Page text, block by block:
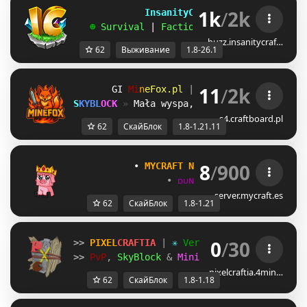
InsanityCraft || 1.8 - 26.1
☻ Survival Factions | Skyblock
1k/2k
buzz.insanitycraf…
62 Выживание 1.8-26.1
VO Mi neFox. pl 1.8.x - 1.21.11
SKYBL OCK » Mała wyspa, ogromne możliwości!
11/2k
s4.craftboard.pl
62 СкайБлок 1.8-1.21.11
• MYCRAFT NETWORK • (1.8 -
•
ᴅᴜɴɢᴇᴏɴ • ʀᴘɢ
8/900
server.mycraft.es
62 СкайБлок 1.8-1.21
>> PIXEL CRAFTIA ✳ Version 1.8.X - 1.18.X
>> PvP, SkyBlock & Minigames | jetzt
0/30
pixelcraftia.4min…
62 СкайБлок 1.8-1.18